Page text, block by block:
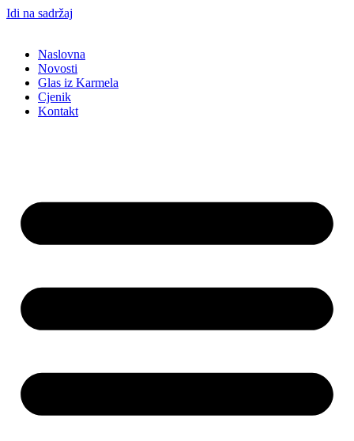
Idi na sadržaj
Naslovna
Novosti
Glas iz Karmela
Cjenik
Kontakt